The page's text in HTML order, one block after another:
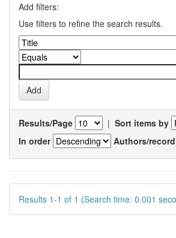
Add filters:
Use filters to refine the search results.
Results/Page | Sort items by
In order
Authors/record
Results 1-1 of 1 (Search time: 0.001